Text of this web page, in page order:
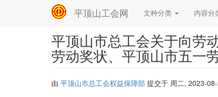
平顶山工会网
Main
navigation
文种分类 内容分
平顶山市总工会关于向劳
劳动奖状、平顶山市五一
由 平顶山市总工会权益保障部 提交于 周二, 2023-